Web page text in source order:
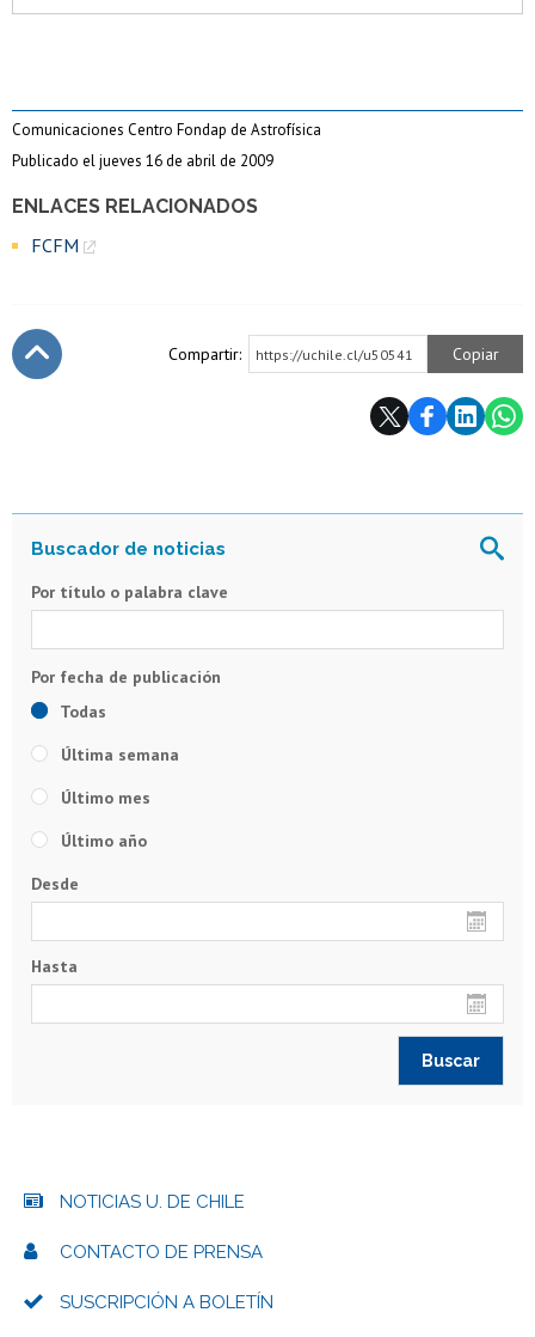
ENLACES RELACIONADOS
FCFM
Comunicaciones Centro Fondap de Astrofísica
Publicado el jueves 16 de abril de 2009
Compartir: https://uchile.cl/u50541 Copiar
Por título o palabra clave
Todas
Última semana
Último mes
Último año
Desde
Hasta
NOTICIAS U. DE CHILE
CONTACTO DE PRENSA
SUSCRIPCIÓN A BOLETÍN